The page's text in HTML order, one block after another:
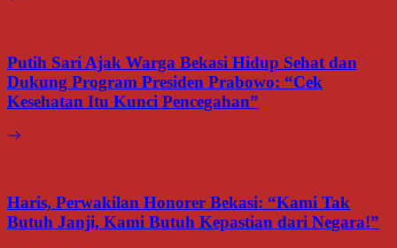
Putih Sari Ajak Warga Bekasi Hidup Sehat dan
Dukung Program Presiden Prabowo: “Cek
Kesehatan Itu Kunci Pencegahan”
Haris, Perwakilan Honorer Bekasi: “Kami Tak
Butuh Janji, Kami Butuh Kepastian dari Negara!”